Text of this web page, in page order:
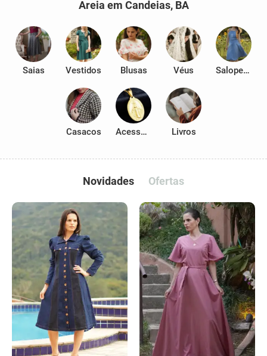
Areia em Candeias, BA
Saias Vestidos Blusas Véus Salopetes
Casacos Acessórios Livros
Novidades Ofertas